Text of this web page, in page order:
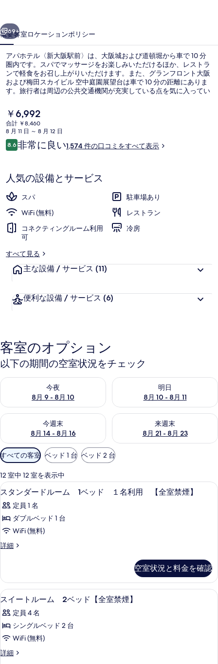
阪
駅
前〉
の
写
真
ギ
ャ
ラ
リ
ー
次へ
69+
概要客室ロケーションポリシー
アパホテル〈新大阪駅前〉は、大阪城および道頓堀から車で 10 分
圏内です。スパでマッサージをお楽しみいただけるほか、レストラ
ンで軽食をお召し上がりいただけます。また、グランフロント大阪
および梅田スカイビル 空中庭園展望台は車で 10 分の距離にありま
す。旅行者は周辺の公共交通機関が充実している点を気に入ってい
す。
現
在
の
料
金
で
す
￥6,992
合計 ￥8,460
8 月 11 日 ～ 8 月 12 日
口
コ
8.610段階中8.6
非常に良い1,574 件の口コミをすべて表示
人気の設備とサービス
スパ
駐車場あり
WiFi (無料)
レストラン
コネクティングルーム利用
可
冷房
すべて見る
主な設備 / サービス (11)
便利な設備 / サービス (6)
客室のオプション
以下の期間の空室状況をチェック
今夜
8月 9 - 8月 10
今夜 8月 9 - 8月 10 の空室状況をチェック
明日
8月 10 - 8月 11
明日 8月 10 - 8月 11 の空室状
今週末
8月 14 - 8月 16
今週末 8月 14 - 8月 16 の空室状況をチェック
来週末
8月 21 - 8月 23
来週末 8月 21 - 8月 23 の空室
利
用
可
能
な
客
室
の
り
条
件
すべての客室 ベッド 1 台 ベッド 2 台
12 室中 12 室を表示中
ス
タ
ン
ダ
ド
ー
ム
1
ベ
ッ
ド
１
羽毛の掛け布団、デスク、遮光カー
1
スタンダードルーム 1ベッド １名利用 【全室禁煙】
定員 1 名
ダブルベッド 1 台
WiFi (無料)
詳細
ス
ー
ド
ル
ム
ッ
ド
１
空室状況と料金を確認
ス
イ
ー
ト
ー
羽毛の掛け布団、デスク、遮光カー
1
スイートルーム 2ベッド【全室禁煙】
定員 4 名
シングルベッド 2 台
WiFi (無料)
詳細
ス